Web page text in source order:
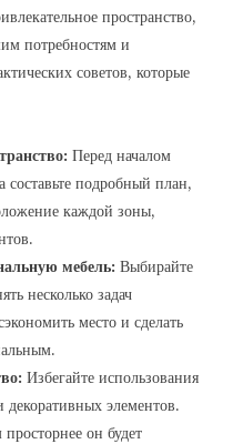
пространство,
потребностям и
советов, которые
Перед началом
составьте подробный план,
каждой зоны,
мебель: Выбирайте
несколько задач
место и сделать
Избегайте использования
декоративных элементов.
он будет